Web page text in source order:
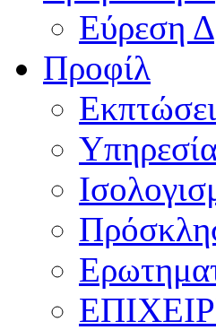
Εύρεση
Προφίλ